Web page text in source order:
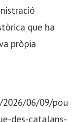
que ha
pròpia
06/09/
des-catalans-